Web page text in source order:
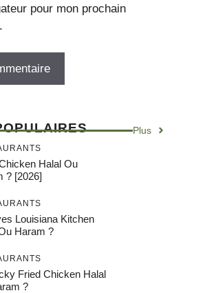
pour mon prochain
Plus
Halal Ou
? [2026]
Louisiana Kitchen
Haram ?
Fried Chicken Halal
?